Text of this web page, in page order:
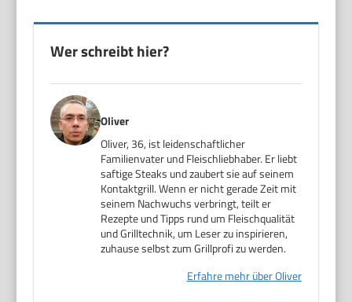
Wer schreibt hier?
Oliver
Oliver, 36, ist leidenschaftlicher
Familienvater und Fleischliebhaber. Er liebt
saftige Steaks und zaubert sie auf seinem
Kontaktgrill. Wenn er nicht gerade Zeit mit
seinem Nachwuchs verbringt, teilt er
Rezepte und Tipps rund um Fleischqualität
und Grilltechnik, um Leser zu inspirieren,
zuhause selbst zum Grillprofi zu werden.
Erfahre mehr über Oliver